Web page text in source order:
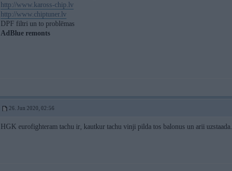
http://www.kaross-chip.lv
http://www.chiptuner.lv
DPF filtri un to problēmas
AdBlue remonts
26. Jun 2020, 02:56
HGK eurofighteram tachu ir, kautkur tachu vinji pilda tos balonus un arii uzstaada.